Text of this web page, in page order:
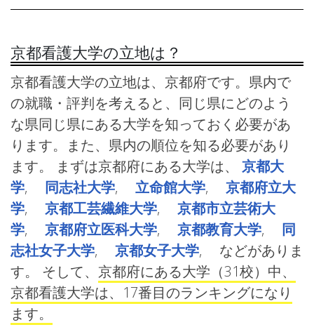
京都看護大学の立地は？
京都看護大学の立地は、京都府です。県内で
の就職・評判を考えると、同じ県にどのよう
な県同じ県にある大学を知っておく必要があ
ります。また、県内の順位を知る必要があり
ます。 まずは京都府にある大学は、 京都大
学, 同志社大学, 立命館大学, 京都府立大
学, 京都工芸繊維大学, 京都市立芸術大
学, 京都府立医科大学, 京都教育大学, 同
志社女子大学, 京都女子大学, などがありま
す。 そして、 京都府にある大学（31校）中、
京都看護大学は、17番目のランキングになり
ます。